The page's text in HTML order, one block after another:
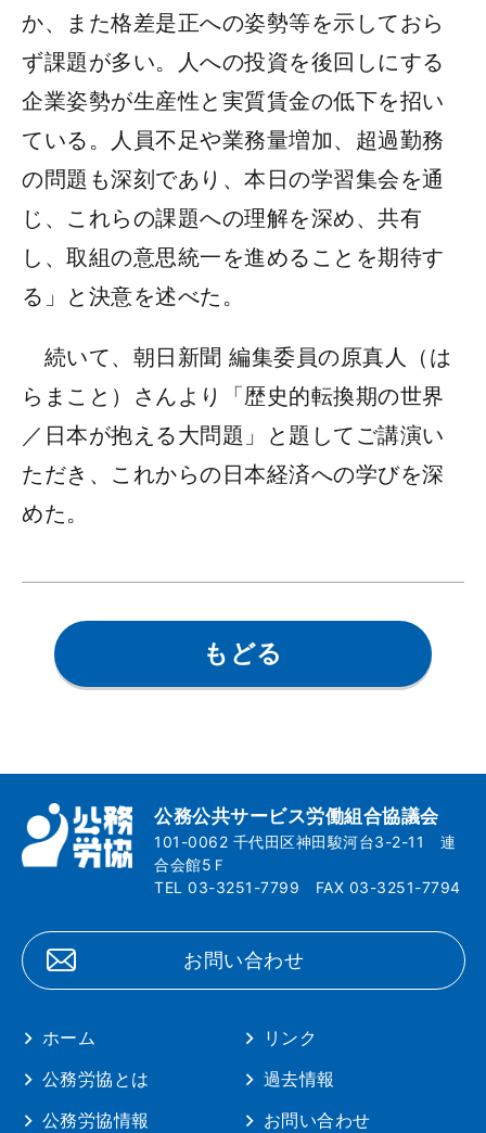
か、また格差是正への姿勢等を示しておら
ず課題が多い。人への投資を後回しにする
企業姿勢が生産性と実質賃金の低下を招い
ている。人員不足や業務量増加、超過勤務
の問題も深刻であり、本日の学習集会を通
じ、これらの課題への理解を深め、共有
し、取組の意思統一を進めることを期待す
る」と決意を述べた。
続いて、朝日新聞 編集委員の原真人（は
らまこと）さんより「歴史的転換期の世界
／日本が抱える大問題」と題してご講演い
ただき、これからの日本経済への学びを深
めた。
もどる
公務公共サービス労働組合協議会
101-0062 千代田区神田駿河台3-2-11 連
合会館5Ｆ
TEL 03-3251-7799 FAX 03-3251-7794
お問い合わせ
ホーム
公務労協とは
公務労協情報
リンク
過去情報
お問い合わせ